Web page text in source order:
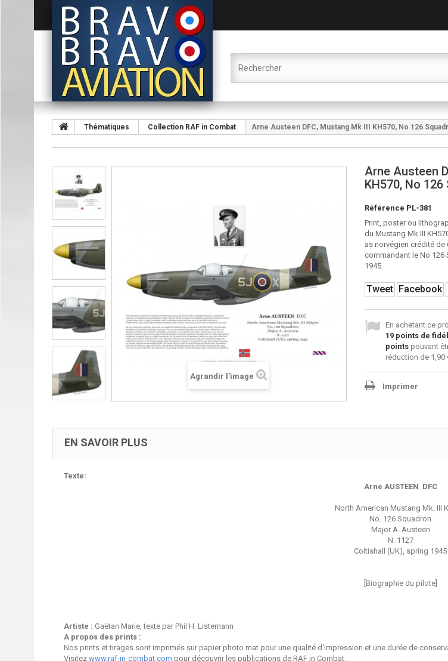
Thématiques Collection RAF in Combat Arne Austeen DFC, Mustang Mk III KH570, No 126
Agrandir l'image
Arne Austeen
KH570, No 126
Référence PL-381
Print, poster ou
du Mustang Mk III
as norvégien crédité
commandant le No 126
1945.
Tweet Facebook
En achetant ce
19points de
pointspouvant
réduction de 1,90
Imprimer
EN SAVOIR PLUS
Texte:
Arne AUSTEEN DFC
North American Mustang Mk. III
No. 126 Squadron
Major A. Austeen
N. 1127
Coltishall (UK), spring 1945
[Biographie du pilote]
Artiste : Gaëtan Marie, texte par Phil H. Listemann
A propos des prints :
Nos prints et tirages sont imprimés sur papier photo mat pour une qualité d'impression et une durée de
Visitez www.raf-in-combat.com pour découvrir les publications de RAF in Combat.